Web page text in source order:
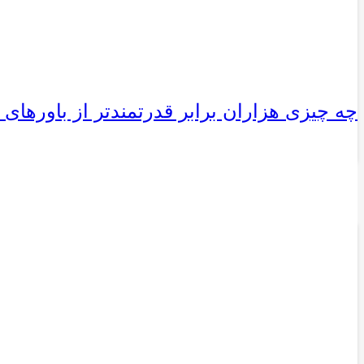
چه چیزی هزاران برابر قدرتمندتر از